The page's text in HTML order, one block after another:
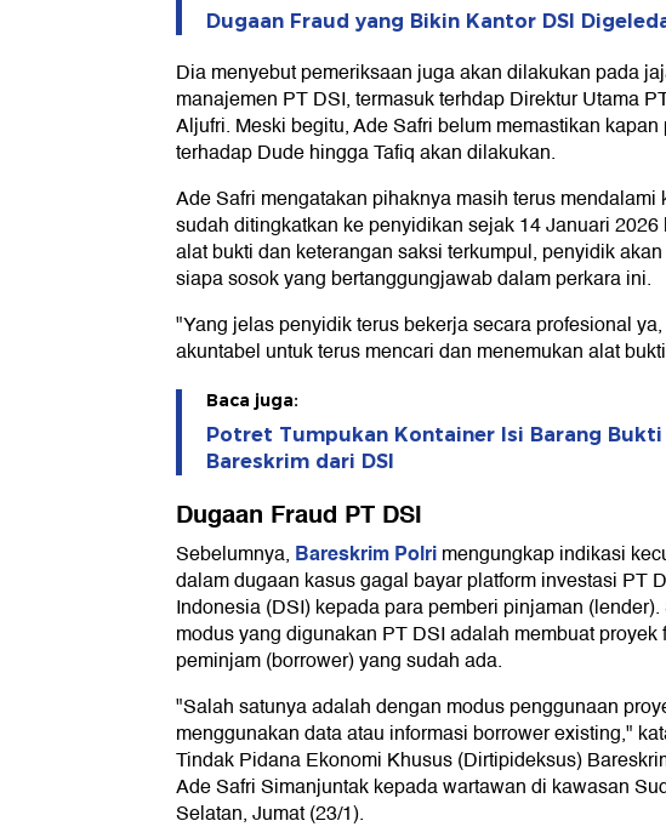
Dugaan Fraud yang Bikin Kantor DSI
Dia menyebut pemeriksaan juga akan dilakukan pada
manajemen PT DSI, termasuk terhdap Direktur Utama
Aljufri. Meski begitu, Ade Safri belum memastikan
terhadap Dude hingga Tafiq akan dilakukan.
Ade Safri mengatakan pihaknya masih terus mendalami
sudah ditingkatkan ke penyidikan sejak 14 Januari 2026
alat bukti dan keterangan saksi terkumpul, penyidik
siapa sosok yang bertanggungjawab dalam perkara ini.
"Yang jelas penyidik terus bekerja secara profesional
akuntabel untuk terus mencari dan menemukan alat
Baca juga:
Potret Tumpukan Kontainer Isi Barang
Bareskrim dari DSI
Dugaan Fraud PT DSI
Sebelumnya, Bareskrim Polrimengungkap indikasi
dalam dugaan kasus gagal bayar platform investasi PT
Indonesia (DSI) kepada para pemberi pinjaman
modus yang digunakan PT DSI adalah membuat proyek
peminjam (borrower) yang sudah ada.
"Salah satunya adalah dengan modus penggunaan
menggunakan data atau informasi borrower existing,"
Tindak Pidana Ekonomi Khusus (Dirtipideksus)
Ade Safri Simanjuntak kepada wartawan di kawasan
Selatan, Jumat (23/1).